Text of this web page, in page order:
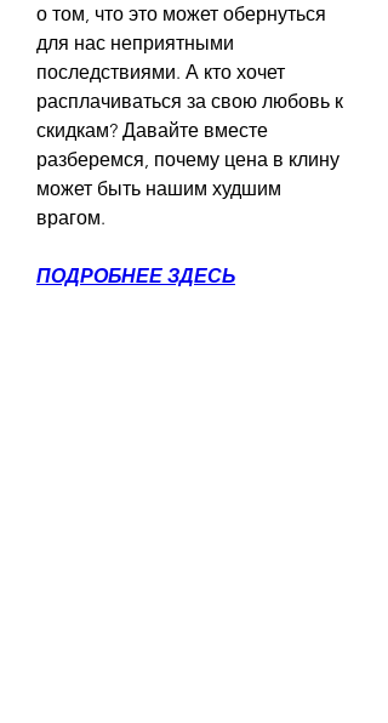
о том, что это может обернуться
для нас неприятными
последствиями. А кто хочет
расплачиваться за свою любовь к
скидкам? Давайте вместе
разберемся, почему цена в клину
может быть нашим худшим
врагом.
ПОДРОБНЕЕ ЗДЕСЬ